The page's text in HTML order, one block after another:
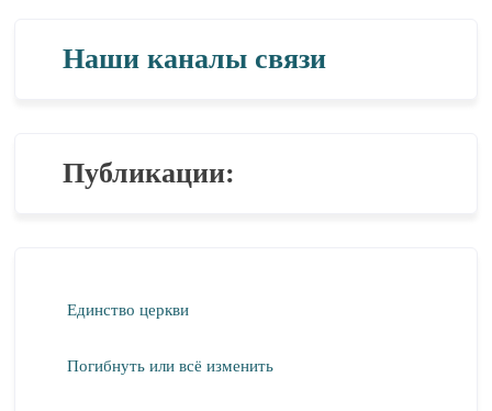
Наши каналы связи
Публикации:
Единство церкви
Погибнуть или всё изменить